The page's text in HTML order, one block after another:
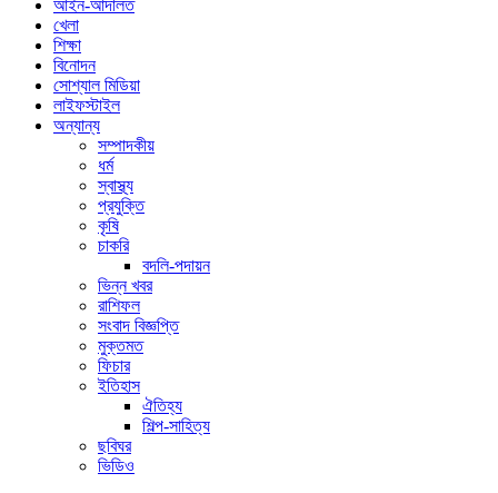
আইন-আদালত
খেলা
শিক্ষা
বিনোদন
সোশ্যাল মিডিয়া
লাইফস্টাইল
অন্যান্য
সম্পাদকীয়
ধর্ম
স্বাস্থ্য
প্রযুক্তি
কৃষি
চাকরি
বদলি-পদায়ন
ভিন্ন খবর
রাশিফল
সংবাদ বিজ্ঞপ্তি
মুক্তমত
ফিচার
ইতিহাস
ঐতিহ্য
শিল্প-সাহিত্য
ছবিঘর
ভিডিও